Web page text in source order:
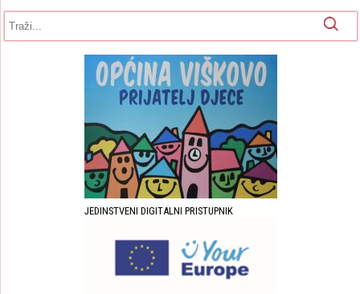
JEDINSTVENI DIGITALNI PRISTUPNIK